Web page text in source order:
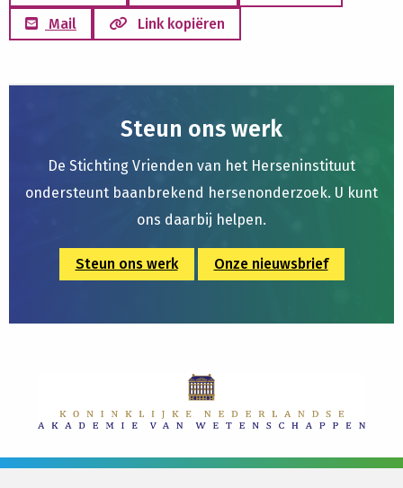
Mail
Link kopiëren
Steun ons werk
De Stichting Vrienden van het Herseninstituut
ondersteunt baanbrekend hersenonderzoek. U kunt
ons daarbij helpen.
Steun ons werk Onze nieuwsbrief